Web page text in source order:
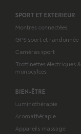
SPORT ET EXTÉRIEUR
Montres connectées
GPS sport et randonnée
Caméras sport
Trottinettes électriques &
monocylces
BIEN-ÊTRE
Luminothérapie
Aromathérapie
Appareils massage